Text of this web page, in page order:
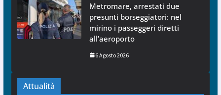
Metromare, arrestati due
presunti borseggiatori: nel
mirino i passeggeri diretti
all’aeroporto
6 Agosto 2026
Attualità